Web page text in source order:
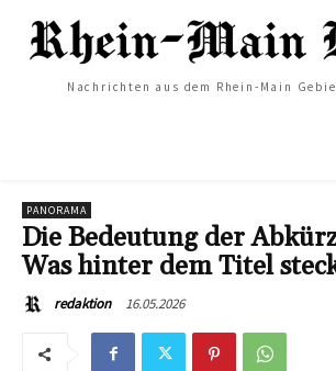
Nachrichten aus dem Rhein-Main
PANORAMA
Die Bedeutung der
Was hinter dem Titel
redaktion 16.05.2026